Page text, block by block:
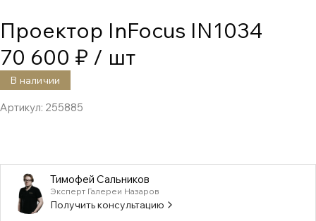
Проектор InFocus IN1034
70 600 ₽ / шт
В наличии
Артикул: 255885
Тимофей Сальников
Эксперт Галереи Назаров
Получить консультацию